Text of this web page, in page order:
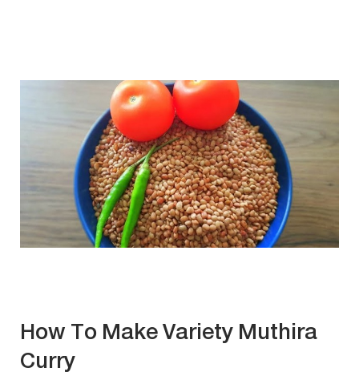
How To Make Variety Muthira
Curry